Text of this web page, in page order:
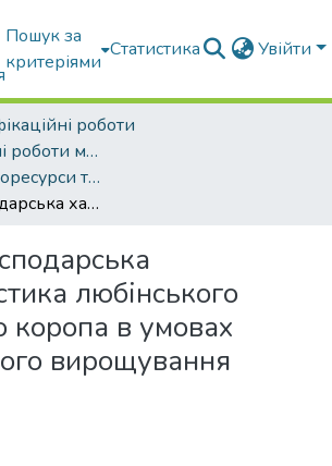
Пошук за
критеріями
Статистика Увійти
роботи
Кваліфікаційні роботи магістрів
ОПП "Водні біоресурси та аквакультура"
Біолого-господарська характеристика любінського рамчастого коропа в умовах промислового вирощування
любінського
коропа в умовах
вирощування